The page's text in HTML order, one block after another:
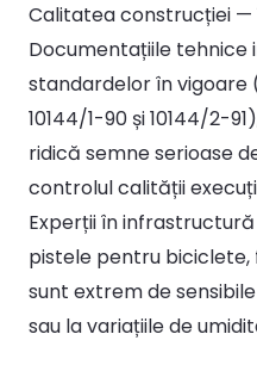
Calitatea construcției
Documentațiile
standardelor în vigoare
10144/1-90 și 10144/2-
ridică semne serioase
controlul calității
Experții în
pistele pentru biciclete,
sunt extrem de
sau la variațiile de